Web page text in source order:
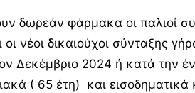
δωρεάν φάρμακα οι παλιοί
οι νέοι δικαιούχοι σύνταξης
Δεκέμβριο 2024 ή κατά την
( 65 έτη) και εισοδηματικά